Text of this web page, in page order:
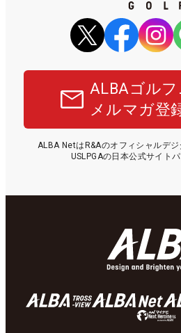
ALBAゴル
メルマガ登
ALBA NetはR&Aのオフィシャルデ
USLPGAの日本公式サイト